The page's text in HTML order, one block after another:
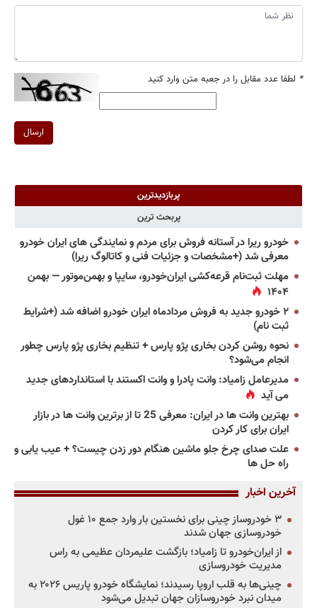
* لطفا عدد مقابل را در جعبه متن وارد کنید
ارسال
پربازدیدترین
پربحث ترین
خودرو ریرا در آستانه فروش برای مردم و نمایندگی های ایران خودرو
معرفی شد (+مشخصات و جزئیات فنی و کاتالوگ ریرا)
مهلت ثبت‌نام قرعه‌کشی ایران‌خودرو، سایپا و بهمن‌موتور — بهمن
۱۴۰۴
۲ خودرو جدید به فروش مردادماه ایران خودرو اضافه شد (+شرایط
ثبت نام)
نحوه روشن کردن بخاری پژو پارس + تنظیم بخاری پژو پارس چطور
انجام می‌شود؟
مدیرعامل زامیاد: وانت پادرا و وانت اکستند با استانداردهای جدید
می آید
بهترین وانت ها در ایران: معرفی 25 تا از برترین وانت ها در بازار
ایران برای کار کردن
علت صدای چرخ جلو ماشین هنگام دور زدن چیست؟ + عیب یابی و
راه حل ها
آخرین اخبار
۳ خودروساز چینی برای نخستین بار وارد جمع ۱۰ غول
خودروسازی جهان شدند
از ایران‌خودرو تا زامیاد؛ بازگشت علیمردان عظیمی به راس
مدیریت خودروسازی
چینی‌ها به قلب اروپا رسیدند؛ نمایشگاه خودرو پاریس ۲۰۲۶ به
میدان نبرد خودروسازان جهان تبدیل می‌شود